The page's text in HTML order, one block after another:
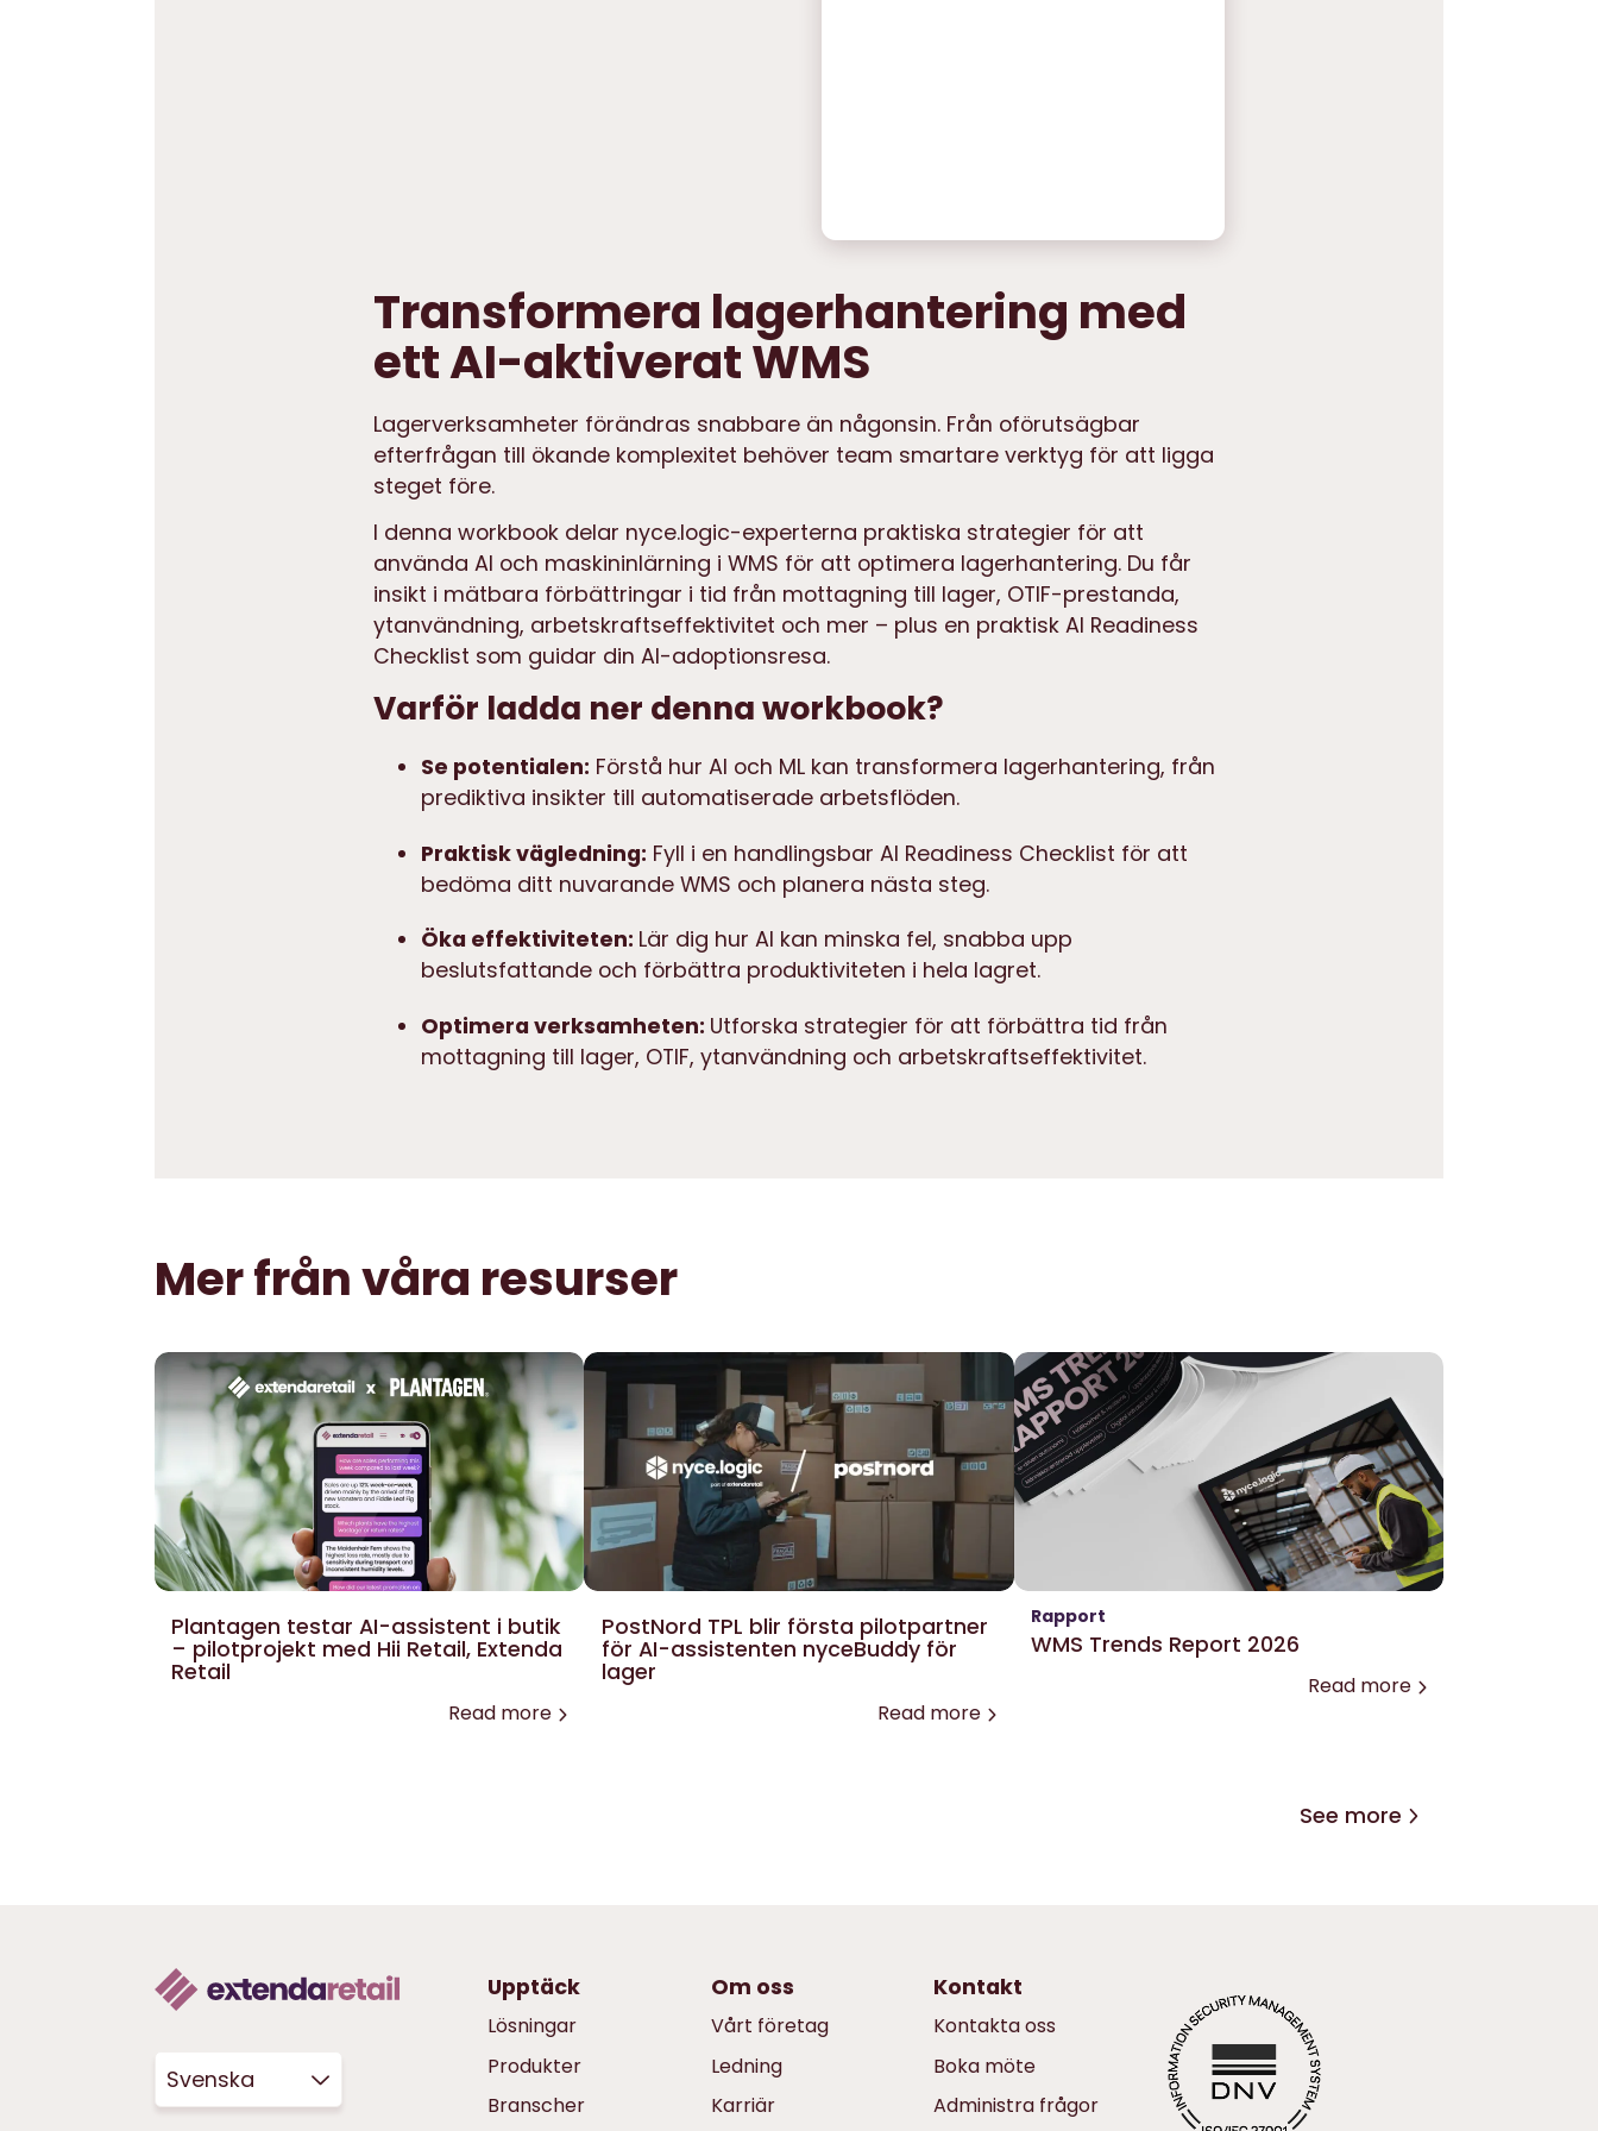
Transformera lagerhantering med
ett AI-aktiverat WMS
Lagerverksamheter förändras snabbare än någonsin. Från oförutsägbar
efterfrågan till ökande komplexitet behöver team smartare verktyg för att ligga
steget före.
I denna workbook delar nyce.logic-experterna praktiska strategier för att
använda AI och maskininlärning i WMS för att optimera lagerhantering. Du får
insikt i mätbara förbättringar i tid från mottagning till lager, OTIF-prestanda,
ytanvändning, arbetskraftseffektivitet och mer – plus en praktisk AI Readiness
Checklist som guidar din AI-adoptionsresa.
Varför ladda ner denna workbook?
Se potentialen: Förstå hur AI och ML kan transformera lagerhantering, från
prediktiva insikter till automatiserade arbetsflöden.
Praktisk vägledning: Fyll i en handlingsbar AI Readiness Checklist för att
bedöma ditt nuvarande WMS och planera nästa steg.
Öka effektiviteten: Lär dig hur AI kan minska fel, snabba upp
beslutsfattande och förbättra produktiviteten i hela lagret.
Optimera verksamheten: Utforska strategier för att förbättra tid från
mottagning till lager, OTIF, ytanvändning och arbetskraftseffektivitet.
Mer från våra resurser
Plantagen testar AI-assistent i butik
– pilotprojekt med Hii Retail, Extenda
Retail
Read more
PostNord TPL blir första pilotpartner
för AI-assistenten nyceBuddy för
lager
Read more
Rapport
WMS Trends Report 2026
Read more
See more
Svenska
Upptäck
Lösningar
Produkter
Branscher
Om oss
Vårt företag
Ledning
Karriär
Kontakt
Kontakta oss
Boka möte
Administra frågor